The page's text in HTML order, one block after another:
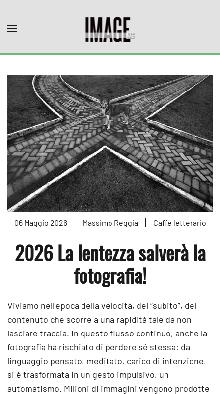
Skip to main content
06 Maggio 2026 Massimo Reggia Caffè letterario
2026 La lentezza salverà la
fotografia!
Viviamo nell’epoca della velocità, del “subito”, del
contenuto che scorre a una rapidità tale da non
lasciare traccia. In questo flusso continuo, anche la
fotografia ha rischiato di perdere sé stessa: da
linguaggio pensato, meditato, carico di intenzione,
si è trasformata in un gesto impulsivo, un
automatismo. Milioni di immagini vengono prodotte